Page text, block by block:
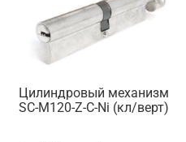
Цилиндровый механизм
SC-M120-Z-C-Ni (кл/верт)